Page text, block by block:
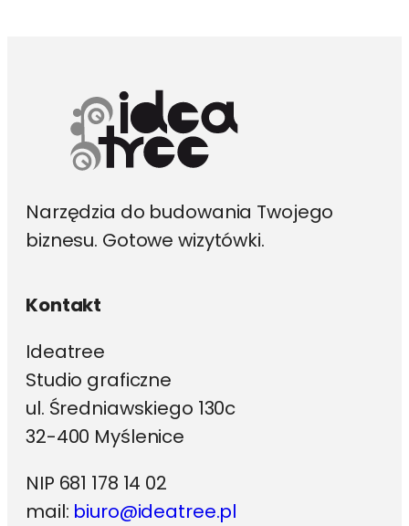
Narzędzia do budowania Twojego
biznesu. Gotowe wizytówki.
Kontakt
Ideatree
Studio graficzne
ul. Średniawskiego 130c
32-400 Myślenice
NIP 681 178 14 02
mail: biuro@ideatree.pl